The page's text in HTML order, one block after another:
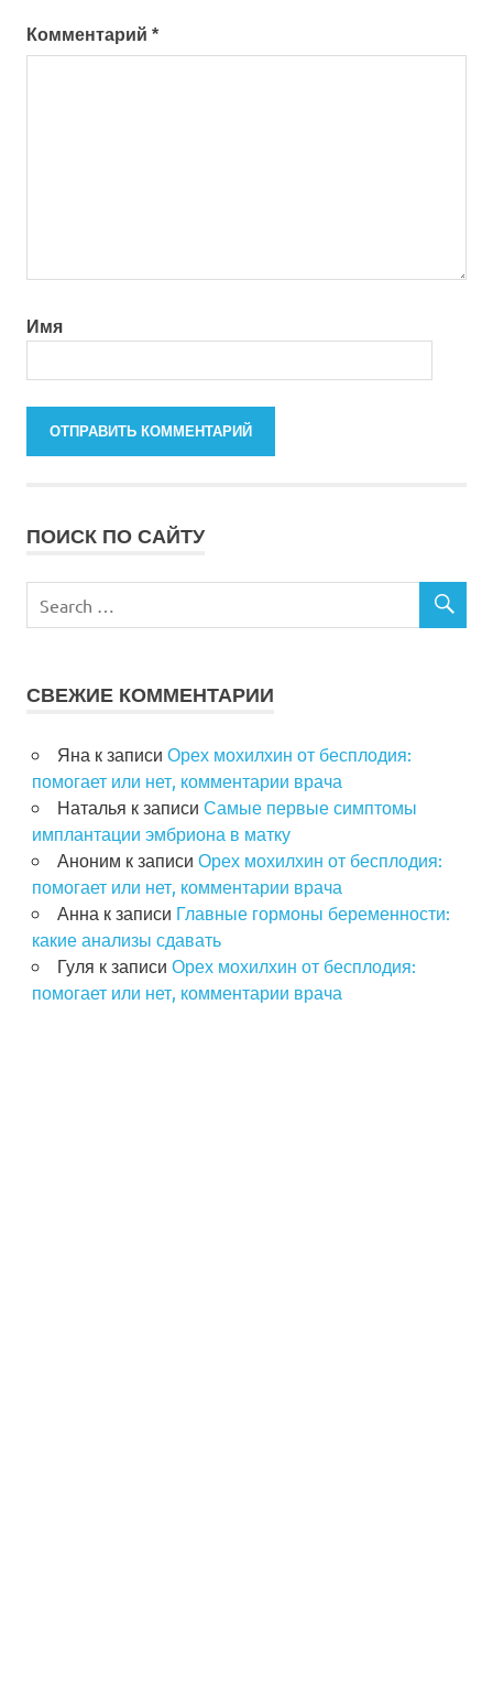
Комментарий *
Имя
ПОИСК ПО САЙТУ
СВЕЖИЕ КОММЕНТАРИИ
Яна к записи Орех мохилхин от бесплодия:
помогает или нет, комментарии врача
Наталья к записи Самые первые симптомы
имплантации эмбриона в матку
Аноним к записи Орех мохилхин от бесплодия:
помогает или нет, комментарии врача
Анна к записи Главные гормоны беременности:
какие анализы сдавать
Гуля к записи Орех мохилхин от бесплодия:
помогает или нет, комментарии врача